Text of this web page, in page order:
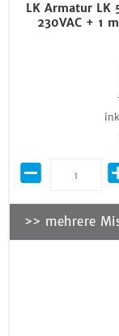
LK Armatur LK
230VAC + 1
>> mehrere